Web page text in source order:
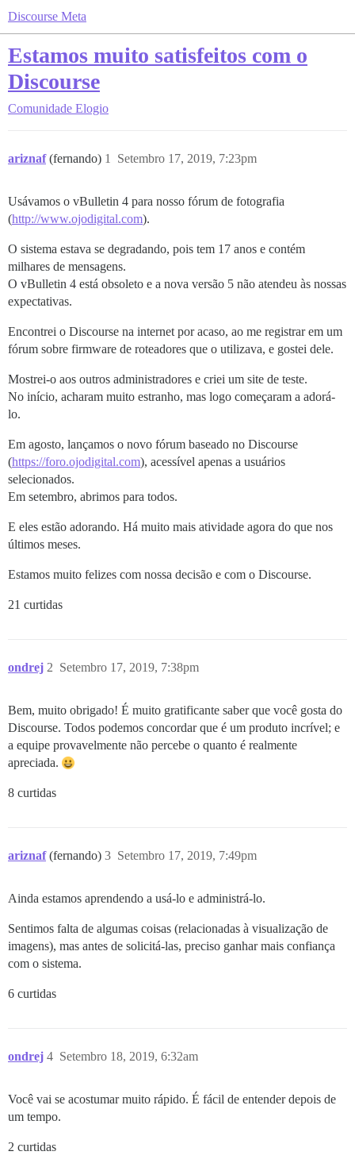
Discourse Meta
Estamos muito satisfeitos com o
Discourse
Comunidade Elogio
ariznaf (fernando) Setembro 17, 2019, 7:23pm
1
Usávamos o vBulletin 4 para nosso fórum de fotografia
(http://www.ojodigital.com).
O sistema estava se degradando, pois tem 17 anos e contém
milhares de mensagens.
O vBulletin 4 está obsoleto e a nova versão 5 não atendeu às nossas
expectativas.
Encontrei o Discourse na internet por acaso, ao me registrar em um
fórum sobre firmware de roteadores que o utilizava, e gostei dele.
Mostrei-o aos outros administradores e criei um site de teste.
No início, acharam muito estranho, mas logo começaram a adorá-
lo.
Em agosto, lançamos o novo fórum baseado no Discourse
(https://foro.ojodigital.com), acessível apenas a usuários
selecionados.
Em setembro, abrimos para todos.
E eles estão adorando. Há muito mais atividade agora do que nos
últimos meses.
Estamos muito felizes com nossa decisão e com o Discourse.
21 curtidas
ondrej Setembro 17, 2019, 7:38pm
2
Bem, muito obrigado! É muito gratificante saber que você gosta do
Discourse. Todos podemos concordar que é um produto incrível; e
a equipe provavelmente não percebe o quanto é realmente
apreciada.
8 curtidas
ariznaf (fernando) Setembro 17, 2019, 7:49pm
3
Ainda estamos aprendendo a usá-lo e administrá-lo.
Sentimos falta de algumas coisas (relacionadas à visualização de
imagens), mas antes de solicitá-las, preciso ganhar mais confiança
com o sistema.
6 curtidas
ondrej Setembro 18, 2019, 6:32am
4
Você vai se acostumar muito rápido. É fácil de entender depois de
um tempo.
2 curtidas